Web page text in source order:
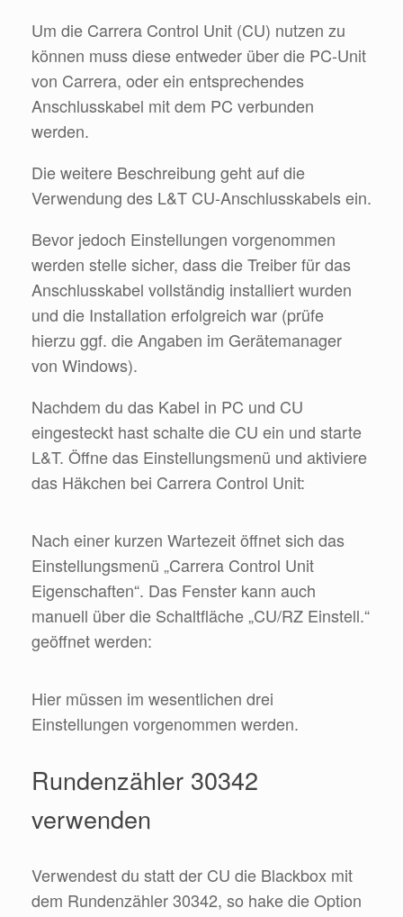
Um die Carrera Control Unit (CU) nutzen zu
können muss diese entweder über die PC-Unit
von Carrera, oder ein entsprechendes
Anschlusskabel mit dem PC verbunden
werden.
Die weitere Beschreibung geht auf die
Verwendung des L&T CU-Anschlusskabels ein.
Bevor jedoch Einstellungen vorgenommen
werden stelle sicher, dass die Treiber für das
Anschlusskabel vollständig installiert wurden
und die Installation erfolgreich war (prüfe
hierzu ggf. die Angaben im Gerätemanager
von Windows).
Nachdem du das Kabel in PC und CU
eingesteckt hast schalte die CU ein und starte
L&T. Öffne das Einstellungsmenü und aktiviere
das Häkchen bei Carrera Control Unit:
Nach einer kurzen Wartezeit öffnet sich das
Einstellungsmenü „Carrera Control Unit
Eigenschaften“. Das Fenster kann auch
manuell über die Schaltfläche „CU/RZ Einstell.“
geöffnet werden:
Hier müssen im wesentlichen drei
Einstellungen vorgenommen werden.
Rundenzähler 30342
verwenden
Verwendest du statt der CU die Blackbox mit
dem Rundenzähler 30342, so hake die Option